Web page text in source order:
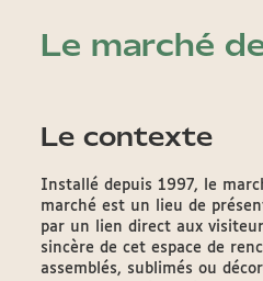
Le marché
Le contexte
Installé depuis 1997, le
marché est un lieu de
par un lien direct aux
sincère de cet espace de
assemblés, sublimés ou